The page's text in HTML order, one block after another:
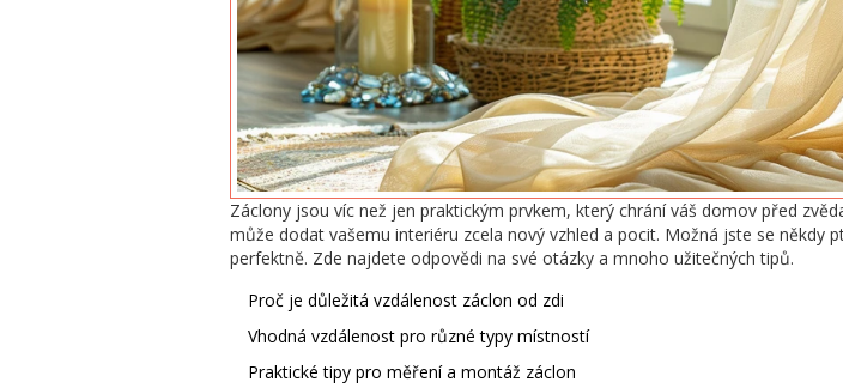
Záclony jsou víc než jen praktickým prvkem, který chrání váš domov před
může dodat vašemu interiéru zcela nový vzhled a pocit. Možná jste se někdy
perfektně. Zde najdete odpovědi na své otázky a mnoho užitečných tipů.
Proč je důležitá vzdálenost záclon od zdi
Vhodná vzdálenost pro různé typy místností
Praktické tipy pro měření a montáž záclon